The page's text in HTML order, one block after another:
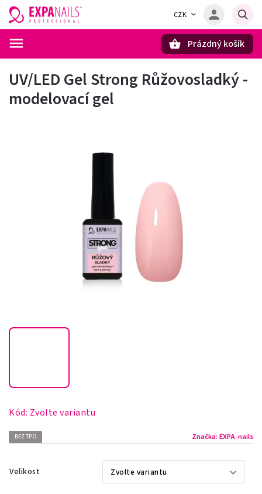
CZK
Prázdný košík
UV/LED Gel Strong Růžovosladký -
modelovací gel
Kód: Zvolte variantu
BEZ TPO Značka: EXPA-nails
Velikost